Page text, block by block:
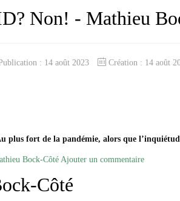
Non! - Mathieu
: 14 août 2023 Création : 14 août
plus fort de la pandémie, alors que
Bock-Côté Ajouter un commentaire
Côté